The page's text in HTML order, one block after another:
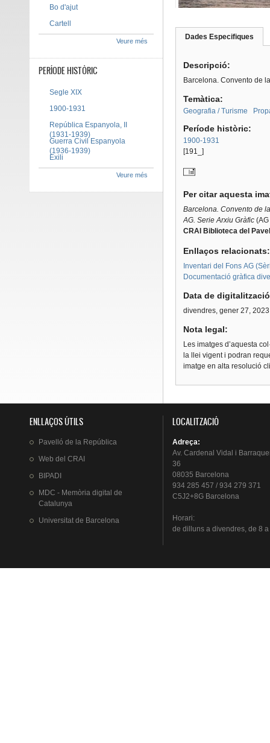
Dades Especifiques
Descripció:
Barcelona. Convento de
Temàtica:
Geografia / Turisme
Període històric:
1900-1931
[191_]
Per citar aquesta
Barcelona. Convento de
AG. Serie Arxiu Gràfic(AG
CRAI Biblioteca del
Enllaços
Inventari del Fons AG
Documentació gràfica
Data de
divendres, gener 27, 2023
Nota legal:
Les imatges d’aquesta
la llei vigent i podran
imatge en alta resolució
Bo d'ajut
Cartell
Veure més
PERÍODE HISTÒRIC
Segle XIX
1900-1931
República Espanyola, II
(1931-1939)
Guerra Civil Espanyola
(1936-1939)
Exili
Veure més
ENLLAÇOS ÚTILS
Pavelló de la República
Web del CRAI
BIPADI
MDC - Memòria digital de
Catalunya
Universitat de Barcelona
LOCALITZACIÓ
Adreça:
Av. Cardenal Vidal i
36
08035 Barcelona
934 285 457 / 934 279 371
C5J2+8G Barcelona
Horari:
de dillunsa divendres, de 8